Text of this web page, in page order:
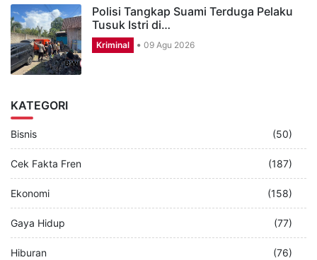
Polisi Tangkap Suami Terduga Pelaku
Tusuk Istri di…
Kriminal 09 Agu 2026
KATEGORI
Bisnis (50)
Cek Fakta Fren (187)
Ekonomi (158)
Gaya Hidup (77)
Hiburan (76)